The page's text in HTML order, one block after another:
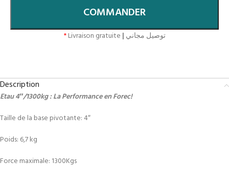
COMMANDER
*Livraison gratuite | توصيل مجاني
Description
Etau 4″/1300kg : La Performance en Forec!
Taille de la base pivotante: 4″
Poids: 6,7 kg
Force maximale: 1300Kgs